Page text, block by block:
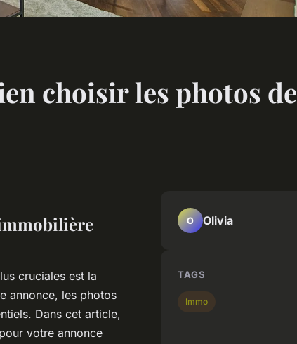
choisir les photos de
cruciales est la
annonce, les photos
Dans cet article,
votre annonce
O Olivia
TAGS
Immo